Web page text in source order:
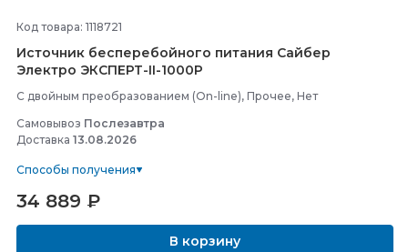
Код товара: 1118721
Источник бесперебойного питания Сайбер
Электро ЭКСПЕРТ-II-1000Р
С двойным преобразованием (On-line), Прочее, Нет
Самовывоз Послезавтра
Доставка 13.08.2026
Способы получения
34 889 ₽
В корзину